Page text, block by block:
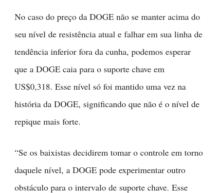
No caso do preço da DOGE não se manter acima do
seu nível de resistência atual e falhar em sua linha de
tendência inferior fora da cunha, podemos esperar
que a DOGE caia para o suporte chave em
US$0,318. Esse nível só foi mantido uma vez na
história da DOGE, significando que não é o nível de
repique mais forte.
“Se os baixistas decidirem tomar o controle em torno
daquele nível, a DOGE pode experimentar outro
obstáculo para o intervalo de suporte chave. Esse